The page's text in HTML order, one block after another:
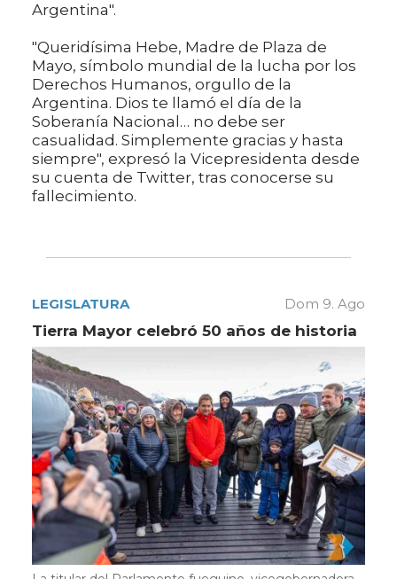
Argentina".
"Queridísima Hebe, Madre de Plaza de
Mayo, símbolo mundial de la lucha por los
Derechos Humanos, orgullo de la
Argentina. Dios te llamó el día de la
Soberanía Nacional… no debe ser
casualidad. Simplemente gracias y hasta
siempre", expresó la Vicepresidenta desde
su cuenta de Twitter, tras conocerse su
fallecimiento.
LEGISLATURA Dom 9. Ago
Tierra Mayor celebró 50 años de historia